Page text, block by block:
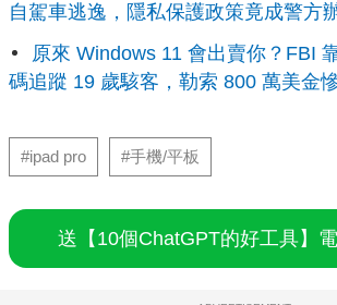
自駕車逃逸，隱私保護政策竟成警方
原來 Windows 11 會出賣你？FBI
碼追蹤 19 歲駭客，勒索 800 萬美金
#ipad pro #手機/平板
送【10個ChatGPT的好工具】